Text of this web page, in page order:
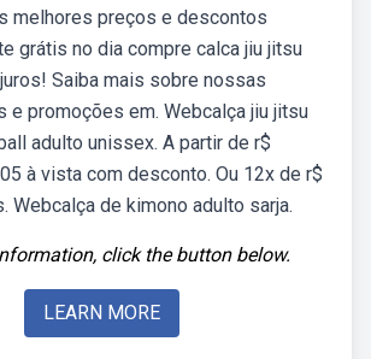
melhores preços e descontos
grátis no dia compre calca jiu jitsu
Saiba mais sobre nossas
e promoções em. Webcalça jiu jitsu
adulto unissex. A partir de r$
à vista com desconto. Ou 12x de r$
Webcalça de kimono adulto sarja.
click the button below.
LEARN MORE